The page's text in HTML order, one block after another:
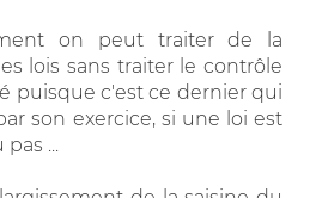
on peut traiter de la
lois sans traiter le contrôle
puisque c'est ce dernier qui
son exercice, si une loi est
...